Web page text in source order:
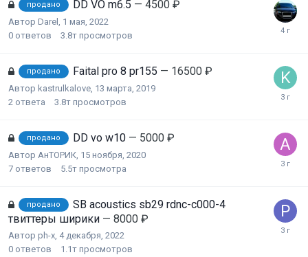
продано DD VO m6.5 — 4500 ₽
Автор Darel 1 мая, 2022
0 ответов 3.8т просмотров
продано Faital pro 8 pr155 — 16500 ₽
Автор kastrulkalove 13 марта, 2019
2 ответа 3.8т просмотров
продано DD vo w10 — 5000 ₽
Автор АнТОРИК 15 ноября, 2020
7 ответов 5.5т просмотра
продано
SB acoustics sb29 rdnc-c000-4
твиттеры ширики — 8000 ₽
Автор ph-x 4 декабря, 2022
0 ответов 1.1т просмотров